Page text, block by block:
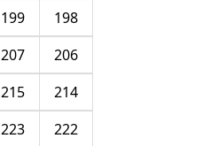
198
199
206
207
214
215
222
223